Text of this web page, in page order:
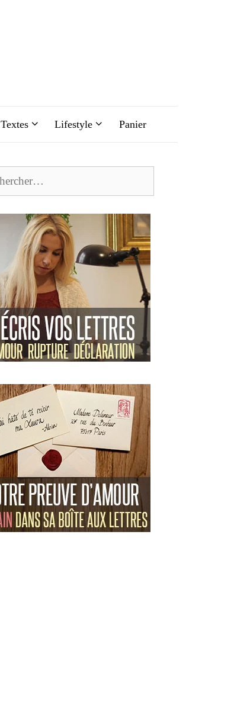
Textes Lifestyle Panier